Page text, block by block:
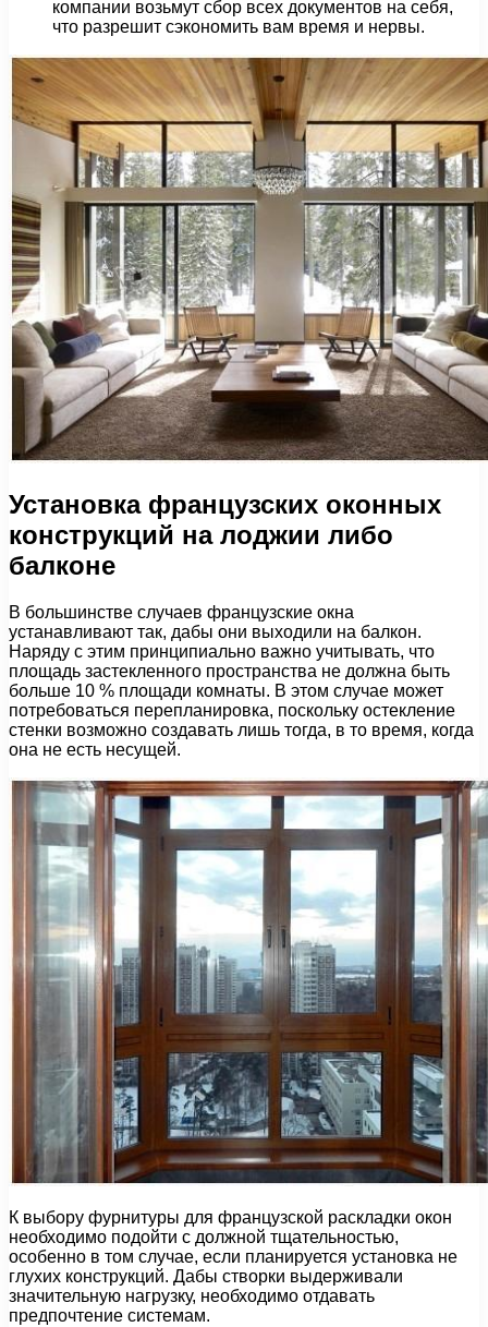
компании возьмут сбор всех документов на себя,
что разрешит сэкономить вам время и нервы.
Установка французских оконных
конструкций на лоджии либо
балконе
В большинстве случаев французские окна
устанавливают так, дабы они выходили на балкон.
Наряду с этим принципиально важно учитывать, что
площадь застекленного пространства не должна быть
больше 10 % площади комнаты. В этом случае может
потребоваться перепланировка, поскольку остекление
стенки возможно создавать лишь тогда, в то время, когда
она не есть несущей.
К выбору фурнитуры для французской раскладки окон
необходимо подойти с должной тщательностью,
особенно в том случае, если планируется установка не
глухих конструкций. Дабы створки выдерживали
значительную нагрузку, необходимо отдавать
предпочтение системам.